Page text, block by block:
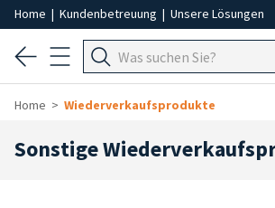
Home | Kundenbetreuung | Unsere Lösungen
Home Wiederverkaufsprodukte
Sonstige